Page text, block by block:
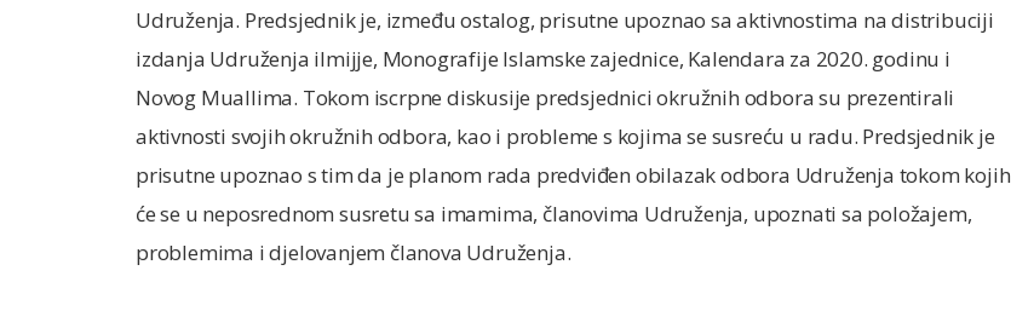
Udruženja. Predsjednik je, između ostalog, prisutne upoznao sa aktivnostima na distribuciji
izdanja Udruženja ilmijje, Monografije Islamske zajednice, Kalendara za 2020. godinu i
Novog Muallima. Tokom iscrpne diskusije predsjednici okružnih odbora su prezentirali
aktivnosti svojih okružnih odbora, kao i probleme s kojima se susreću u radu. Predsjednik je
prisutne upoznao s tim da je planom rada predviđen obilazak odbora Udruženja tokom kojih
će se u neposrednom susretu sa imamima, članovima Udruženja, upoznati sa položajem,
problemima i djelovanjem članova Udruženja.